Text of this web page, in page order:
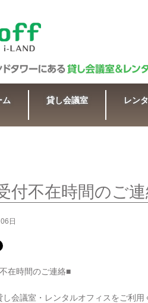
ム 貸し会議室 レン
付不在時間のご
日
在時間のご連絡■
し会議室・レンタルオフィスをご利用